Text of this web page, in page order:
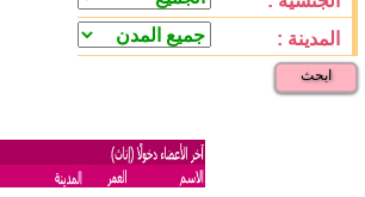
المدينة :
ابحث